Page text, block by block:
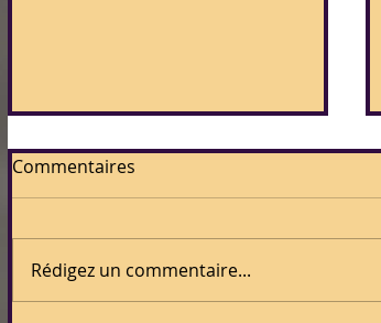
Commentaires
Rédigez un commentaire...